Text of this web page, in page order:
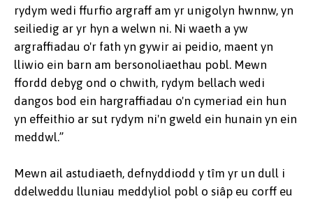
rydym wedi ffurfio argraff am yr unigolyn hwnnw, yn
seiliedig ar yr hyn a welwn ni. Ni waeth a yw
argraffiadau o'r fath yn gywir ai peidio, maent yn
lliwio ein barn am bersonoliaethau pobl. Mewn
ffordd debyg ond o chwith, rydym bellach wedi
dangos bod ein hargraffiadau o'n cymeriad ein hun
yn effeithio ar sut rydym ni'n gweld ein hunain yn ein
meddwl.”
Mewn ail astudiaeth, defnyddiodd y tîm yr un dull i
ddelweddu lluniau meddyliol pobl o siâp eu corff eu